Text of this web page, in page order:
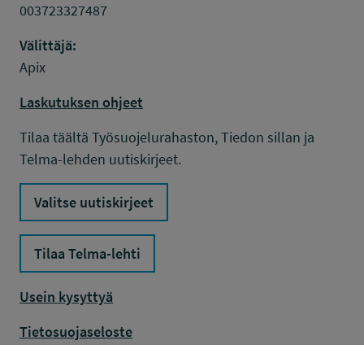
003723327487
Välittäjä:
Apix
Laskutuksen ohjeet
Tilaa täältä Työsuojelurahaston, Tiedon sillan ja
Telma-lehden uutiskirjeet.
Valitse uutiskirjeet
Tilaa Telma-lehti
Usein kysyttyä
Tietosuojaseloste